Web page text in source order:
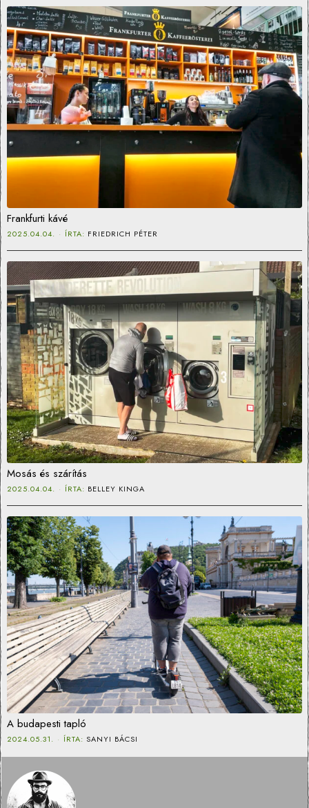
Frankfurti kávé
2025.04.04. ÍRTA: FRIEDRICH PÉTER
Mosás és szárítás
2025.04.04. ÍRTA: BELLEY KINGA
A budapesti tapló
2024.05.31. ÍRTA: SANYI BÁCSI